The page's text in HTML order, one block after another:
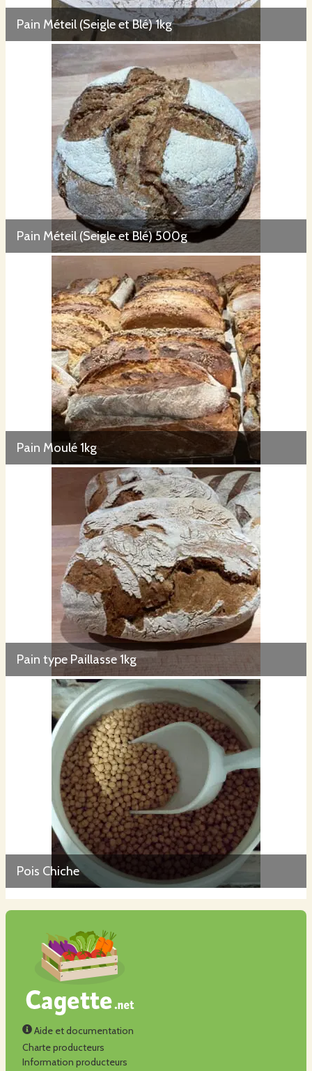
Pain Méteil (Seigle et Blé) 1kg
Pain Méteil (Seigle et Blé) 500g
Pain Moulé 1kg
Pain type Paillasse 1kg
Pois Chiche
Aide et documentation
Charte producteurs
Information producteurs